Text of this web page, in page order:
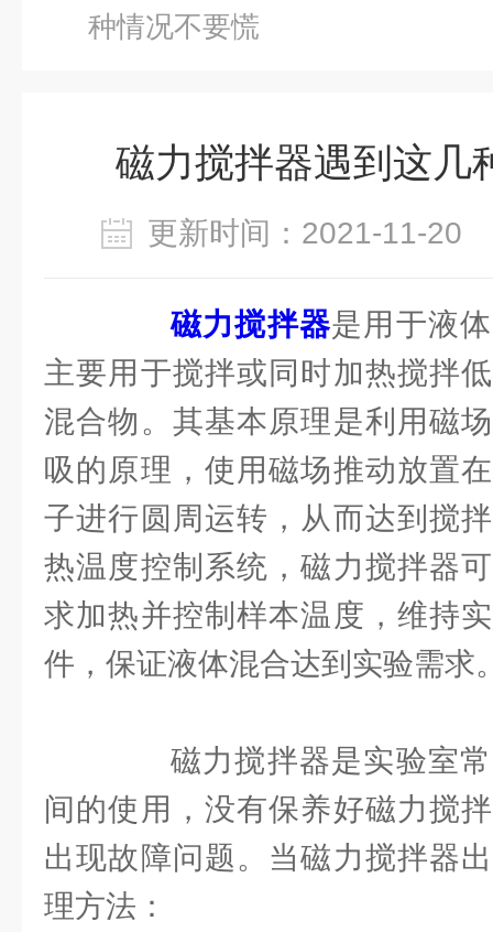
种情况不要慌
磁力搅拌器遇到这几
更新时间：2021-11-
磁力搅拌器是用于液
主要用于搅拌或同时加热搅拌
混合物。其基本原理是利用磁
吸的原理，使用磁场推动放置
子进行圆周运转，从而达到搅
热温度控制系统，磁力搅拌器
求加热并控制样本温度，维持
件，保证液体混合达到实验需求
磁力搅拌器是实验室常
间的使用，没有保养好磁力搅
出现故障问题。当磁力搅拌器
理方法：